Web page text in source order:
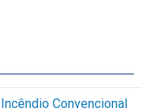
Incêndio Convencional